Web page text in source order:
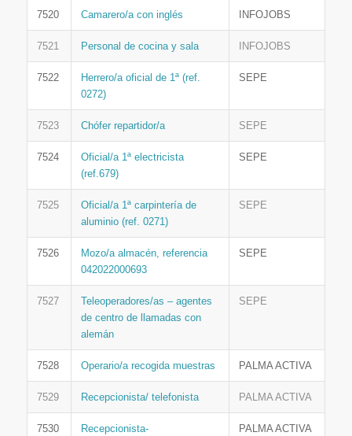
7520 Camarero/a con inglés INFOJOBS
7521 Personal de cocina y sala INFOJOBS
7522
Herrero/a oficial de 1ª (ref.
0272)
SEPE
7523 Chófer repartidor/a SEPE
7524
Oficial/a 1ª electricista
(ref.679)
SEPE
7525
Oficial/a 1ª carpintería de
aluminio (ref. 0271)
SEPE
7526
Mozo/a almacén, referencia
042022000693
SEPE
7527
Teleoperadores/as – agentes
de centro de llamadas con
alemán
SEPE
7528 Operario/a recogida muestras PALMA ACTIVA
7529 Recepcionista/ telefonista PALMA ACTIVA
7530
Recepcionista-
PALMA ACTIVA